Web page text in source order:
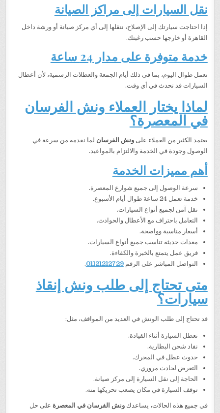
نقل السيارات إلى مراكز الصيانة
إذا احتاجت سيارتك إلى الإصلاح، ننقلها إلى أي مركز صيانة أو ورشة داخل
القاهرة أو خارجها حسب رغبتك.
خدمة متوفرة على مدار 24 ساعة
نعمل طوال اليوم، بما في ذلك أيام الجمعة والعطلات الرسمية، لأن أعطال
السيارات قد تحدث في أي وقت.
لماذا يختار العملاء ونش الفرسان
في المعصرة؟
يعتمد الكثير من العملاء علىونش الفرسان لما نقدمه من سرعة في
الوصول وجودة في الخدمة والالتزام بالمواعيد.
أهم مميزات الخدمة
سرعة الوصول إلى جميع شوارع المعصرة.
خدمة تعمل 24 ساعة طوال أيام الأسبوع.
نقل آمن لجميع أنواع السيارات.
التعامل باحتراف مع الأعطال والحوادث.
أسعار مناسبة وواضحة.
معدات حديثة تناسب جميع أنواع السيارات.
فريق عمل يتمتع بالخبرة والكفاءة.
التواصل المباشر على الرقم01121212729
.
متى تحتاج إلى طلب ونش إنقاذ
سيارات؟
قد تحتاج إلى طلب الونش في العديد من المواقف، مثل:
تعطل السيارة أثناء القيادة.
نفاد شحن البطارية.
حدوث عطل في المحرك.
التعرض لحادث مروري.
الحاجة إلى نقل السيارة إلى مركز صيانة.
توقف السيارة في مكان يصعب تحريكها منه.
في جميع هذه الحالات، يساعدكونش الفرسان في المعصرة على حل